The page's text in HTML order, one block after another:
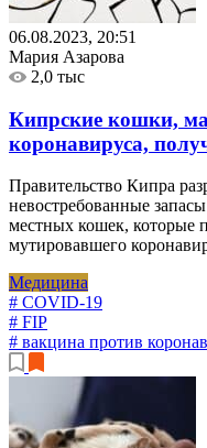
06.08.2023, 20:51
Мария Азарова
2,0 тыс
Кипрские кошки,
коронавируса,
Правительство Кипра
невостребованные
местных кошек, которые
мутировавшего
Медицина
# COVID-19
# FIP
# вакцина против